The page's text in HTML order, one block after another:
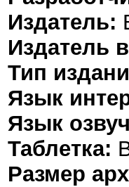
Издатель:
Издатель
Тип
Язык
Язык
Таблетка:
Размер